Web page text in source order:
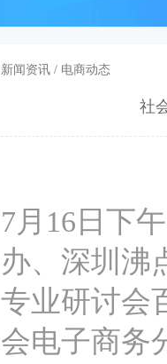
新闻资讯 / 电商动态
社
7月16日下
办、深圳沸
专业研讨会
会电子商务